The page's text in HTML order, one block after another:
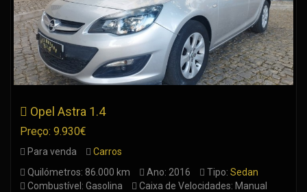
Opel Astra 1.4
Preço: 9.930€
Para venda
Carros
Quilómetros: 86.000 km
Ano: 2016 Tipo: Sedan
Combustível: Gasolina
Caixa de Velocidades: Manual